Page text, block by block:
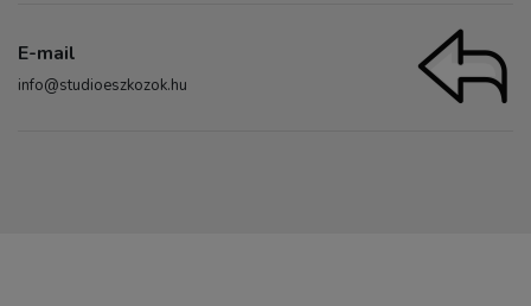
E-mail
info@studioeszkozok.hu